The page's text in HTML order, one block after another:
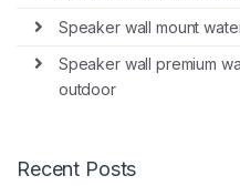
Speaker wall mount
Speaker wall premium
outdoor
Recent Posts